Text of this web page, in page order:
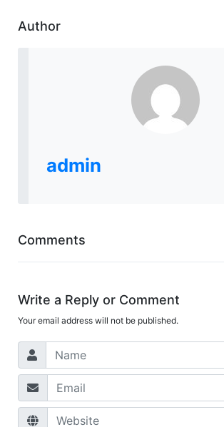
Author
admin
Comments
Write a Reply or Comment
Your email address will not be published.